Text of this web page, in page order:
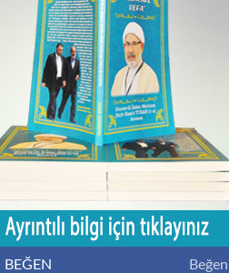
BEĞEN Beğen